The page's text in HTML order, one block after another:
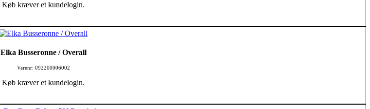
Køb kræver et kundelogin.
Elka Busseronne / Overall
Varenr: 092200006002
Køb kræver et kundelogin.